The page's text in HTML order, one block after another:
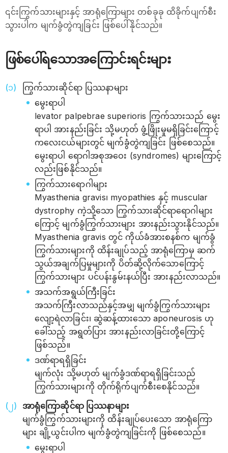
၎င်းကြွက်သားများနှင့် အာရုံကြောများ တစ်ခုခု ထိခိုက်ပျက်စီး
သွားပါက မျက်ခွံတွဲကျခြင်း ဖြစ်ပေါ်နိုင်သည်။
ဖြစ်ပေါ်ရသောအကြောင်းရင်းများ
ကြွက်သားဆိုင်ရာ ပြဿနာများ
မွေးရာပါ
levator palpebrae superioris ကြွက်သားသည် မွေး
ရာပါ အားနည်းခြင်း သို့မဟုတ် ဖွံ့ဖြိုးမှုမရှိခြင်းကြောင့်
ကလေးငယ်များတွင် မျက်ခွံတွဲကျခြင်း ဖြစ်စေသည်။
မွေးရာပါ ရောဂါအစုအဝေး (syndromes) များကြောင့်
လည်းဖြစ်နိုင်သည်။
ကြွက်သားရောဂါများ
Myasthenia gravis၊ myopathies နှင့် muscular
dystrophy ကဲ့သို့သော ကြွက်သားဆိုင်ရာရောဂါများ
ကြောင့် မျက်ခွံကြွက်သားများ အားနည်းသွားနိုင်သည်။
Myasthenia gravis တွင် ကိုယ်ခံအားစနစ်က မျက်ခွံ
ကြွက်သားများကို ထိန်းချုပ်သည့် အာရုံကြောမှ ဆက်
သွယ်အချက်ပြမှုများကို ပိတ်ဆို့လိုက်သောကြောင့်
ကြွက်သားများ ပင်ပန်းနွမ်းနယ်ပြီး အားနည်းလာသည်။
အသက်အရွယ်ကြီးခြင်း
အသက်ကြီးလာသည်နှင့်အမျှ မျက်ခွံကြွက်သားများ
လျော့ရဲလာခြင်း၊ ဆွဲဆန့်ထားသော aponeurosis ဟု
ခေါ်သည့် အရွတ်ပြား အားနည်းလာခြင်းတို့ကြောင့်
ဖြစ်သည်။
ဒဏ်ရာရရှိခြင်း
မျက်လုံး သို့မဟုတ် မျက်ခွံဒဏ်ရာရရှိခြင်းသည်
ကြွက်သားများကို တိုက်ရိုက်ပျက်စီးစေနိုင်သည်။
အာရုံကြောဆိုင်ရာ ပြဿနာများ
မျက်ခွံကြွက်သားများကို ထိန်းချုပ်ပေးသော အာရုံကြော
များ ချို့ယွင်းပါက မျက်ခွံတွဲကျခြင်းကို ဖြစ်စေသည်။
မွေးရာပါ